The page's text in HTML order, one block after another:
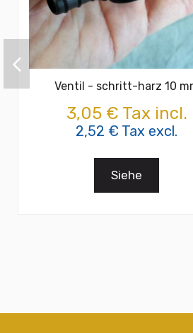
Ventil - schritt-harz 10
3,05 € Tax incl.
2,52 € Tax excl.
Siehe